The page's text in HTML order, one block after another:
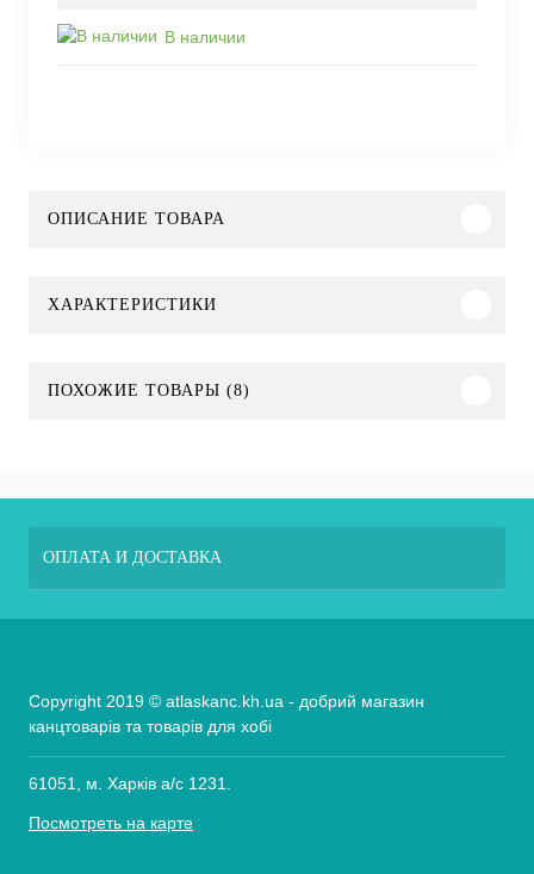
В наличии
ОПИСАНИЕ ТОВАРА
ХАРАКТЕРИСТИКИ
ПОХОЖИЕ ТОВАРЫ (8)
ОПЛАТА И ДОСТАВКА
Copyright 2019 © atlaskanc.kh.ua - добрий магазин
канцтоварів та товарів для хобі
61051, м. Харків а/с 1231.
Посмотреть на карте